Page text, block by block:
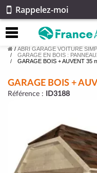
Rappelez-moi
/ ABRI GARAGE VOITURE
GARAGE EN BOIS :
GARAGE BOIS + AUVENT 35
GARAGE BOIS +
Référence : ID3188